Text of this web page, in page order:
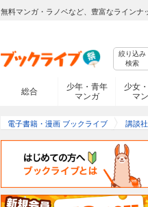
無料マンガ・ラノベなど、豊富なラインナ
絞り込み
検索
総合
少年・青年
マンガ
少女
マ
電子書籍・漫画 ブックライブ 講談社